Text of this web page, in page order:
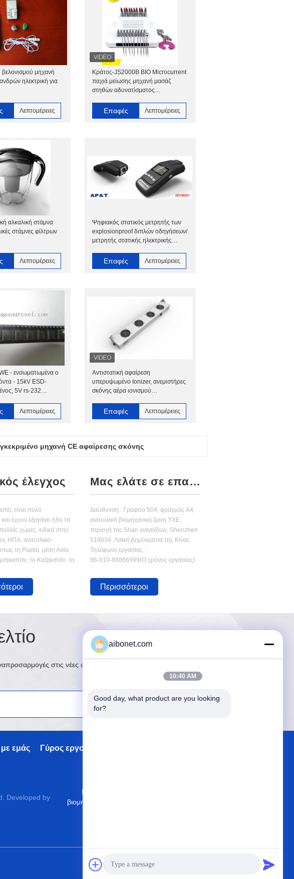
βελονισμού μηχανή
ηλεκτρική για
Λεπτομέρειες
Κράτος-JS2000B ΒΙΟ Microcurrent
παχιά μείωσης μηχανή μασάζ
στηθών αδυνατίσματος
Επαφές Λεπτομέρειες
αλκαλική στάμνα
στάμνες φίλτρων
Λεπτομέρειες
Ψηφιακός στατικός μετρητής των
explosionproof διπλών οδηγήσεων/
μετρητής στατικής ηλεκτρικής
Επαφές Λεπτομέρειες
- ενσωματωμένα ο
- 15kV ESD-
5V rs-232
Λεπτομέρειες
Αντιστατική αφαίρεση
υπερυψωμένο Ionizer, ανεμιστήρες
σκόνης αέρα ιονισμού
Επαφές Λεπτομέρειες
μηχανή CE αφαίρεσης σκόνης
έλεγχος
είναι πολύ
και έχουν εξαγάγει ήδη τα
χώρες, ειδικά στην
ΗΠΑ, ανατολικο-
τη Ρωσία, μέση Ασία
το Καζακστάν, τη
Μας ελάτε σε επαφή με
Διεύθυνση : Γραφείο 504, φραγμός A4,
ανατολική βιομηχανική ζώνη ΥΧΕ,
περιοχή της Shan γιαγιάδων, Shenzhen
518034, Λαϊκή Δημοκρατία της Κίνας
Τηλέφωνο εργασίας :
86-010-88866999(Ο χρόνος εργασίας)
Περισσότεροι
στις νέες αφίξεις, τις ειδικές προσφορές και άλλες
Εγγραφείτε
Γύρος εργοστασίων
με εμάς
Developed by
Γραφείο 504, φραγμός A4, ανατολική
βιομηχανική ζώνη ΥΧΕ, περιοχή της Shan
aibonet.com
10:40 AM
Good day, what product are you looking
for?